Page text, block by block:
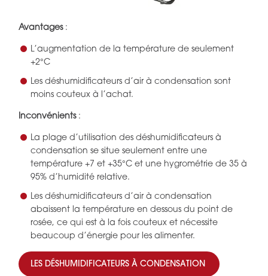
Avantages:
L’augmentation de la température de seulement
+2°C
Les déshumidificateurs d’air à condensation sont
moins couteux à l’achat.
Inconvénients:
La plage d’utilisation des déshumidificateurs à
condensation se situe seulement entre une
température +7 et +35°C et une hygrométrie de 35 à
95% d’humidité relative.
Les déshumidificateurs d’air à condensation
abaissent la température en dessous du point de
rosée, ce qui est à la fois couteux et nécessite
beaucoup d’énergie pour les alimenter.
LES DÉSHUMIDIFICATEURS À CONDENSATION